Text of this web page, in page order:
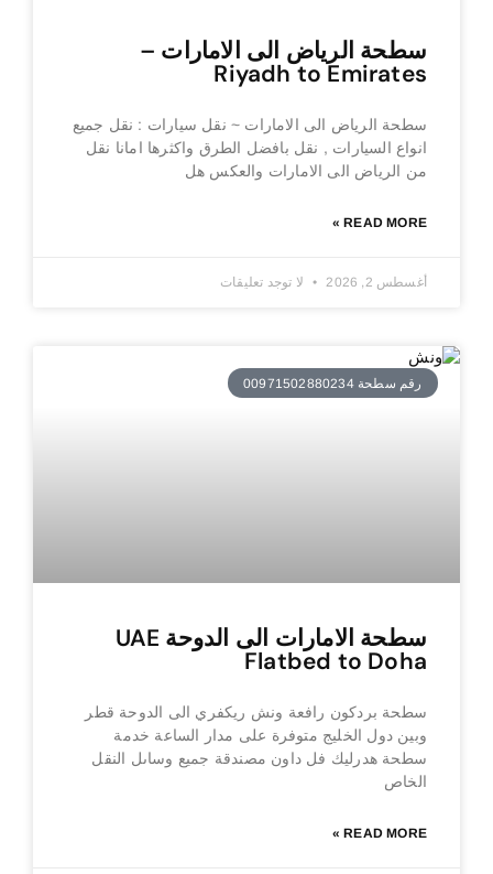
سطحة الرياض الى الامارات –
Riyadh to Emirates
سطحة الرياض الى الامارات ~ نقل سيارات : نقل جميع
انواع السيارات , نقل بافضل الطرق واكثرها امانا نقل
من الرياض الى الامارات والعكس هل
READ MORE »
أغسطس 2, 2026 لا توجد تعليقات
رقم سطحة 00971502880234
سطحة الامارات الى الدوحة UAE
Flatbed to Doha
سطحة بردكون رافعة ونش ريكفري الى الدوحة قطر
وبين دول الخليج متوفرة على مدار الساعة خدمة
سطحة هدرليك فل داون مصندقة جميع وساىل النقل
الخاص
READ MORE »